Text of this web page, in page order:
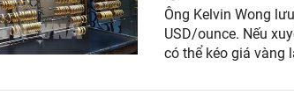
Ông Kelvin Wong
USD/ounce. Nếu
có thể kéo giá vàng